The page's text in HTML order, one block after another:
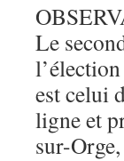
Le
est celui
ligne et
sur-